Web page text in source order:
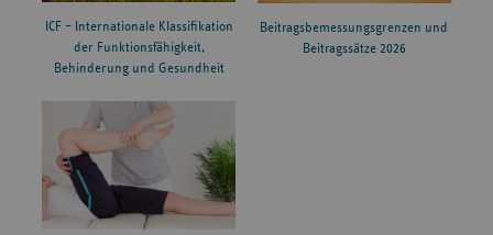
ICF – Internationale Klassifikation
der Funktionsfähigkeit,
Behinderung und Gesundheit
Beitragsbemessungsgrenzen und
Beitragssätze 2026